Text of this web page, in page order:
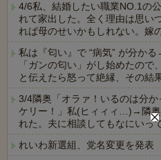
4/6私、結婚したい職業NO.1の
れて家出した。全く理由は思い
れば母のせいかもしれない。嫁
私は『匂い』で “病気” が分か
「ガンの匂い」がし始めたので
と伝えたら怒って絶縁、その結
3/4隣奥「オラァ！いるのは分
ケリー！」私(ヒィィィ…)→隣奥
れた。夫に相談してもなにいっ
れいわ新選組、党名変更を発